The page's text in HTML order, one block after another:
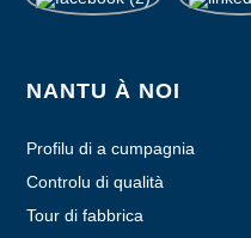
NANTU À NOI
Profilu di a cumpagnia
Controlu di qualità
Tour di fabbrica